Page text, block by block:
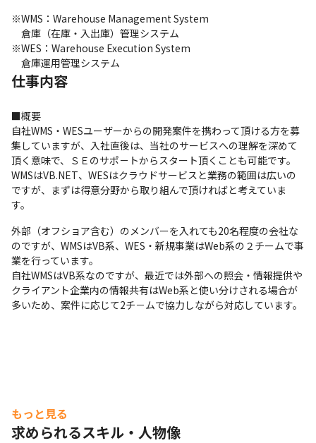
※WMS：Warehouse Management System
倉庫（在庫・入出庫）管理システム
※WES：Warehouse Execution System
倉庫運用管理システム
仕事内容
■概要
自社WMS・WESユーザーからの開発案件を携わって頂ける方を募
集していますが、入社直後は、当社のサービスへの理解を深めて
頂く意味で、ＳＥのサポ－トからスタート頂くことも可能です。
WMSはVB.NET、WESはクラウドサービスと業務の範囲は広いの
ですが、まずは得意分野から取り組んで頂ければと考えていま
す。
外部（オフショア含む）のメンバーを入れても20名程度の会社な
のですが、WMSはVB系、WES・新規事業はWeb系の２チームで事
業を行っています。
自社WMSはVB系なのですが、最近では外部への照会・情報提供や
クライアント企業内の情報共有はWeb系と使い分けされる場合が
多いため、案件に応じて2チ－ムで協力しながら対応しています。
もっと見る
求められるスキル・人物像